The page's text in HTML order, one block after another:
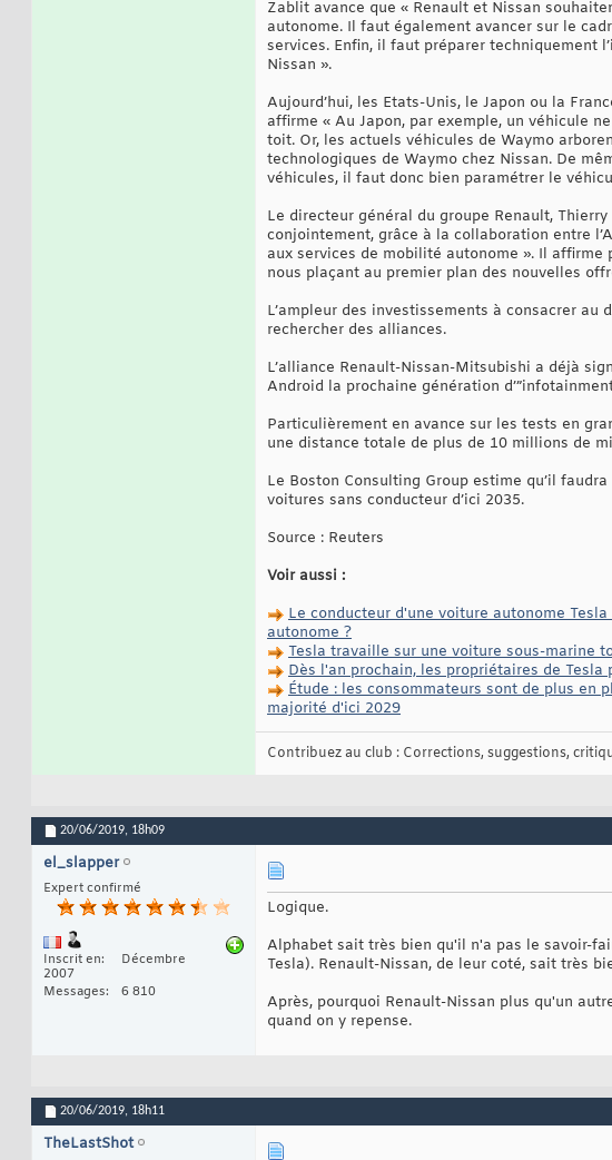
Zablit avance que « Renault et Nissan
autonome. Il faut également avancer sur le
services. Enfin, il faut préparer techniquement
Nissan ».
Aujourd’hui, les Etats-Unis, le Japon ou la
affirme « Au Japon, par exemple, un véhicule
toit. Or, les actuels véhicules de Waymo
technologiques de Waymo chez Nissan. De
véhicules, il faut donc bien paramétrer le
Le directeur général du groupe Renault,
conjointement, grâce à la collaboration entre
aux services de mobilité autonome ». Il affirme
nous plaçant au premier plan des nouvelles
L’ampleur des investissements à consacrer
rechercher des alliances.
L’alliance Renault-Nissan-Mitsubishi a déjà
Android la prochaine génération
Particulièrement en avance sur les tests en
une distance totale de plus de 10 millions de
Le Boston Consulting Group estime qu’il
voitures sans conducteur d’ici 2035.
Source : Reuters
Voir aussi :
Le conducteur d'une voiture autonome
autonome ?
Tesla travaille sur une voiture sous-marine
Dès l'an prochain, les propriétaires de
Étude : les consommateurs sont de plus en
majorité d'ici 2029
Contribuez au club : Corrections, suggestions,
20/06/2019, 18h09
el_slapper
Expert confirmé
Inscrit en
Décembre
2007
Messages
6 810
Logique.
Alphabet sait très bien qu'il n'a pas le savoir-
Tesla). Renault-Nissan, de leur coté, sait très
Après, pourquoi Renault-Nissan plus qu'un
quand on y repense.
20/06/2019, 18h11
TheLastShot